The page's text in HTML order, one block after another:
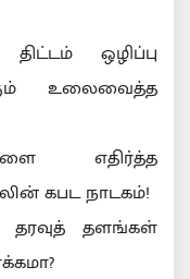
ஒழிப்பு
உலைவைத்த
எதிர்த்த
கபட நாடகம்!
தளங்கள்